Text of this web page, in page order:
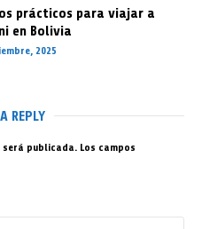
prácticos para viajar a
en Bolivia
2025
REPLY
será publicada. Los campos